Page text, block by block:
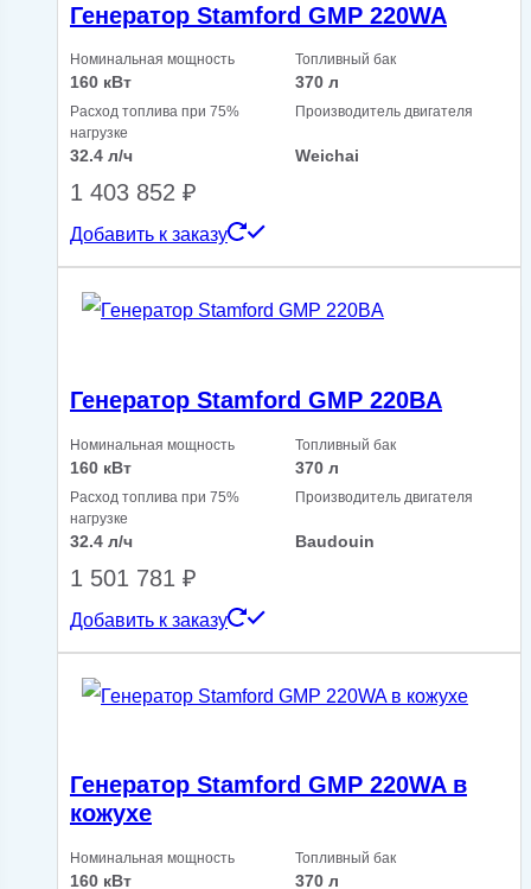
Генератор Stamford GMP 220WA
Номинальная мощность
160 кВт
Топливный бак
370 л
Расход топлива при 75%
нагрузке
32.4 л/ч
Производитель двигателя
Weichai
1 403 852 ₽
Добавить к заказу
Генератор Stamford GMP 220BA
Номинальная мощность
160 кВт
Топливный бак
370 л
Расход топлива при 75%
нагрузке
32.4 л/ч
Производитель двигателя
Baudouin
1 501 781 ₽
Добавить к заказу
Генератор Stamford GMP 220WA в
кожухе
Номинальная мощность
160 кВт
Топливный бак
370 л